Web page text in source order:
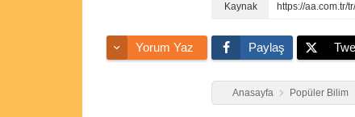
https://
Yorum Yaz Paylaş
Anasayfa Popüler Bilim